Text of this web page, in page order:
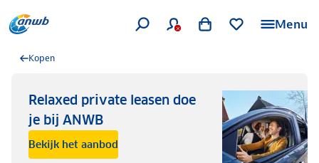
Menu
Kopen
Relaxed private leasen doe
je bij ANWB
Bekijk het aanbod